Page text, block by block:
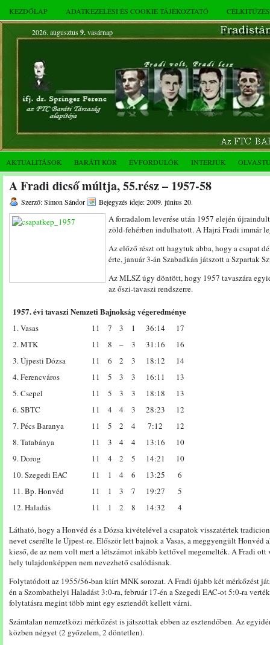
KEZDŐLAP ADATKEZELÉSI ÉS COOKIE TÁJÉKOZTATÓ
2026. augusztus 9.vasárnap
AKTUALITÁSOK BARÁTI KÖR ÉVFORDULÓK INTERJÚK
A Fradi dicső múltja, 55.rész – 1957-58
Szerző: Simon Sándor Bejegyzés ideje: 2009. június 20.
A forradalom leverése után 1957 elején
zöld-fehérben indulhatott. A Hajrá Fradi immár
Az előző részt ott hagytuk abba, hogy a csapat
érte, január 3-án Szabadkán játszott a Szpartak
Az MLSZ úgy döntött, hogy 1957 tavaszára
az őszi-tavaszi rendszerre.
1957. évi tavaszi Nemzeti Bajnokság végeredménye
1. Vasas 11 7 3 1 36:14
17
2. MTK
11 8 – 3 31:16
16
3. Újpesti Dózsa
11 6 2 3 18:12
14
4. Ferencváros
11 5 3 3 16:11
13
5. Csepel
11 5 3 3 18:18
13
6. SBTC
11 4 4 3 28:23
12
7. Pécs Baranya
11 5 2 4 7:12
12
8. Tatabánya
11 3 4 4 13:16
10
9. Dorog
11 4 2 5 14:21
10
10. Szegedi EAC
11 1 4 6 13:25
6
11. Bp. Honvéd
11 1 3 7 19:27
5
12. Haladás
11 1 2 8 14:32 4
Látható, hogy a Honvéd és a Dózsa kivételével a csapatok visszatértek
nevet cserélte le Újpest-re. Először lett bajnok a Vasas, a meggyengült
kieső, de az nem volt mert a létszámot inkább kettővel megemelték. A Fradi
hely tulajdonképpen nem nevezhető csalódásnak.
Folytatódott az 1955/56-ban kiírt MNK sorozat. A Fradi újabb két mérkőzést
én a Szombathelyi Haladást 3:0-ra, február 17-én a Szegedi EAC-ot 5:0-ra
folytatásra megint több mint egy esztendőt kellett várni.
Számtalan nemzetközi mérkőzést is játszottak ebben az esztendőben. Az
közben négyet (2 győzelem, 2 döntetlen).